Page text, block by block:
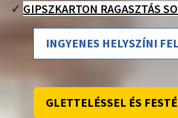
✓ GIPSZKARTON RAGASZTÁS
INGYENES HELYSZÍNI
GLETTELÉSSEL ÉS